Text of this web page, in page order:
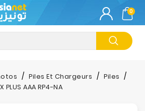
0
Piles Et Chargeurs
Piles
PLUS AAA RP4-NA